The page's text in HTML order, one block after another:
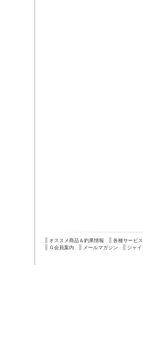
オススメ商品＆釣果情報
各種サービス
Ｇ会員案内
メールマガジン ジャ